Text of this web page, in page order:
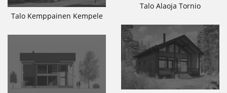
Talo Alaoja Tornio
Talo Kemppainen Kempele